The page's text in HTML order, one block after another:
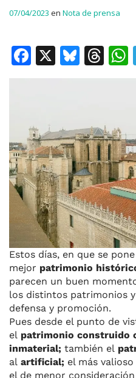
07/04/2023 en Nota de prensa
F
b
o
o
k
X
Bl
u
k
y
T
h
d
s
Estos días, en que se
mejor patrimonio
parecen un buen
los distintos patrimonios
defensa y promoción.
Pues desde el punto de
el patrimonio construido
inmaterial; también el
al artificial; el más
el de menor consideración